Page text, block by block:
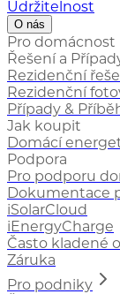
Udržitelnost
O nás
Pro domácnost
Řešení a
Rezidenční
Rezidenční
Případy &
Jak koupit
Domácí
Podpora
Pro podporu
Dokumentace
iSolarCloud
iEnergyCharge
Často kladené
Záruka
Pro podniky